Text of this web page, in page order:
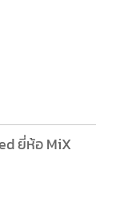
ยี่ห้อ MiX